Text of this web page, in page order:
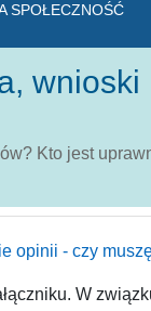
SPOŁECZNOŚĆ
wnioski
Kto jest
opinii - czy
W